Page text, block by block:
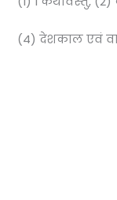
(4) देशकाल एवं